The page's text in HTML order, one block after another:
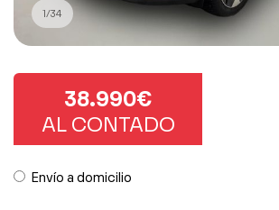
1/34
38.990€
AL CONTADO
Envío a domicilio